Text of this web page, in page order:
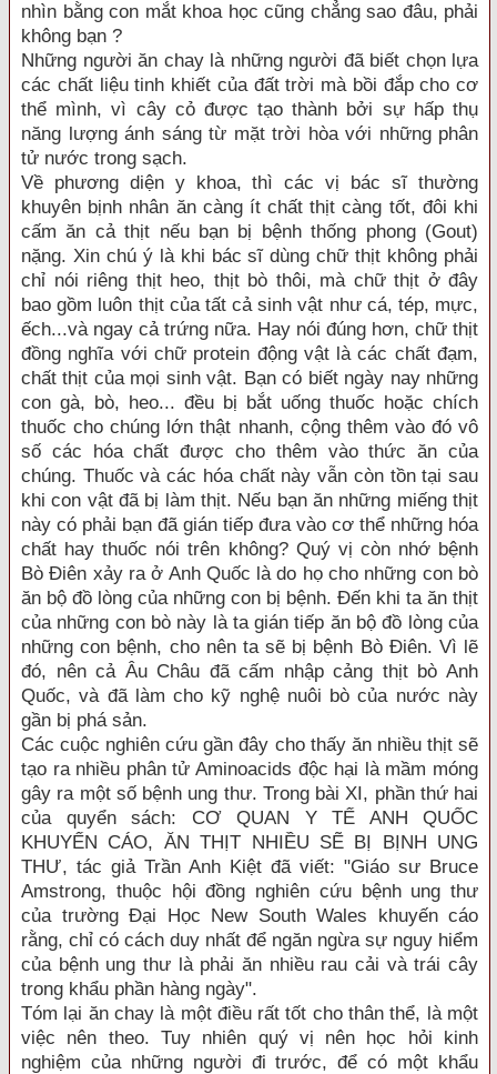
nhìn bằng con mắt khoa học cũng chẳng sao đâu, phải
không bạn ?
Những người ăn chay là những người đã biết chọn lựa
các chất liệu tinh khiết của đất trời mà bồi đắp cho cơ
thể mình, vì cây cỏ được tạo thành bởi sự hấp thụ
năng lượng ánh sáng từ mặt trời hòa với những phân
tử nước trong sạch.
Về phương diện y khoa, thì các vị bác sĩ thường
khuyên bịnh nhân ăn càng ít chất thịt càng tốt, đôi khi
cấm ăn cả thịt nếu bạn bị bệnh thống phong (Gout)
nặng. Xin chú ý là khi bác sĩ dùng chữ thịt không phải
chỉ nói riêng thịt heo, thịt bò thôi, mà chữ thịt ở đây
bao gồm luôn thịt của tất cả sinh vật như cá, tép, mực,
ếch...và ngay cả trứng nữa. Hay nói đúng hơn, chữ thịt
đồng nghĩa với chữ protein động vật là các chất đạm,
chất thịt của mọi sinh vật. Bạn có biết ngày nay những
con gà, bò, heo... đều bị bắt uống thuốc hoặc chích
thuốc cho chúng lớn thật nhanh, cộng thêm vào đó vô
số các hóa chất được cho thêm vào thức ăn của
chúng. Thuốc và các hóa chất này vẫn còn tồn tại sau
khi con vật đã bị làm thịt. Nếu bạn ăn những miếng thịt
này có phải bạn đã gián tiếp đưa vào cơ thể những hóa
chất hay thuốc nói trên không? Quý vị còn nhớ bệnh
Bò Điên xảy ra ở Anh Quốc là do họ cho những con bò
ăn bộ đồ lòng của những con bị bệnh. Đến khi ta ăn thịt
của những con bò này là ta gián tiếp ăn bộ đồ lòng của
những con bệnh, cho nên ta sẽ bị bệnh Bò Điên. Vì lẽ
đó, nên cả Âu Châu đã cấm nhập cảng thịt bò Anh
Quốc, và đã làm cho kỹ nghệ nuôi bò của nước này
gần bị phá sản.
Các cuộc nghiên cứu gần đây cho thấy ăn nhiều thịt sẽ
tạo ra nhiều phân tử Aminoacids độc hại là mầm móng
gây ra một số bệnh ung thư. Trong bài XI, phần thứ hai
của quyển sách: CƠ QUAN Y TẾ ANH QUỐC
KHUYẾN CÁO, ĂN THỊT NHIỀU SẼ BỊ BỊNH UNG
THƯ, tác giả Trần Anh Kiệt đã viết: "Giáo sư Bruce
Amstrong, thuộc hội đồng nghiên cứu bệnh ung thư
của trường Đại Học New South Wales khuyến cáo
rằng, chỉ có cách duy nhất để ngăn ngừa sự nguy hiểm
của bệnh ung thư là phải ăn nhiều rau cải và trái cây
trong khẩu phần hàng ngày".
Tóm lại ăn chay là một điều rất tốt cho thân thể, là một
việc nên theo. Tuy nhiên quý vị nên học hỏi kinh
nghiệm của những người đi trước, để có một khẩu